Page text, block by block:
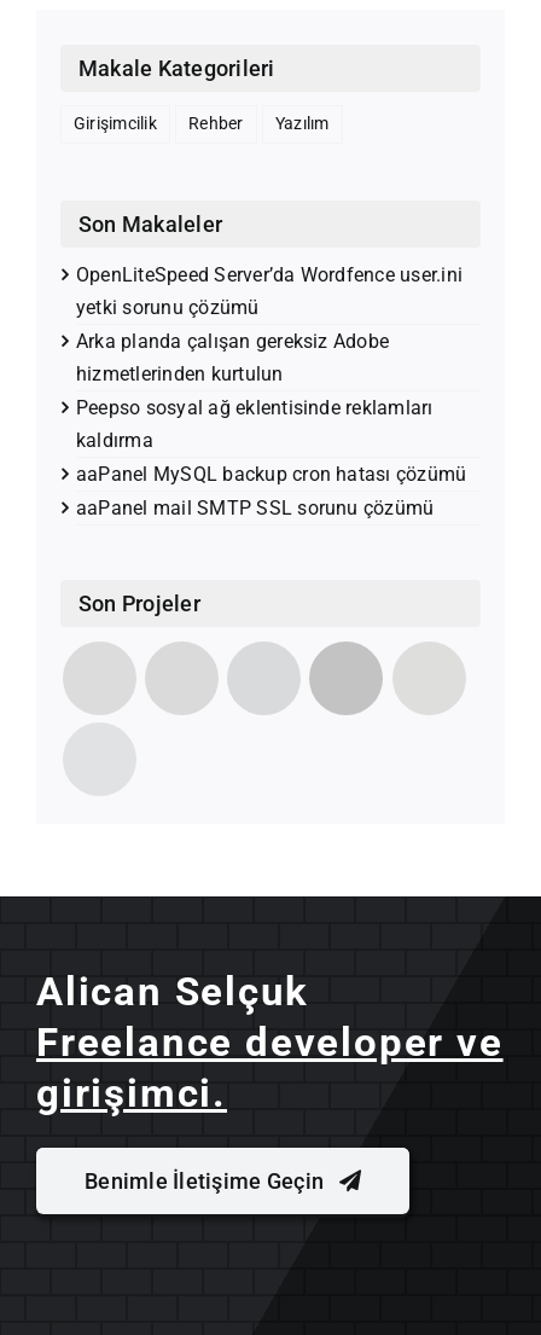
Makale Kategorileri
Girişimcilik Rehber Yazılım
Son Makaleler
OpenLiteSpeed Server’da Wordfence user.ini
yetki sorunu çözümü
Arka planda çalışan gereksiz Adobe
hizmetlerinden kurtulun
Peepso sosyal ağ eklentisinde reklamları
kaldırma
aaPanel MySQL backup cron hatası çözümü
aaPanel mail SMTP SSL sorunu çözümü
Son Projeler
Alican Selçuk
Freelance developer ve
girişimci.
Benimle İletişime Geçin